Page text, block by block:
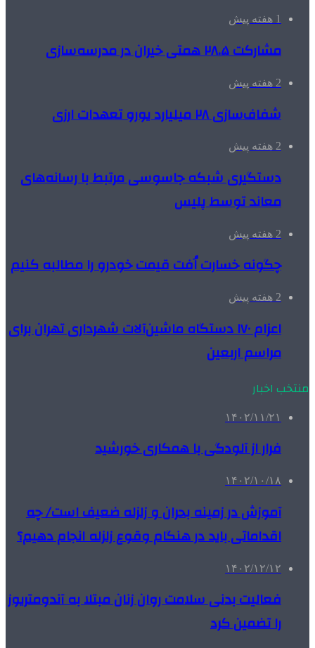
1 هفته پیش
مشارکت ۲۸.۵ همتی خیران در مدرسه‌سازی
2 هفته پیش
شفاف‌سازی ۲۸ میلیارد یورو تعهدات ارزی
2 هفته پیش
دستگیری شبکه جاسوسی مرتبط با رسانه‌های
معاند توسط پلیس
2 هفته پیش
چگونه خسارت اُفت قیمت خودرو را مطالبه کنیم
2 هفته پیش
اعزام ۱۷۰ دستگاه ماشین‌آلات شهرداری تهران برای
مراسم اربعین
منتخب اخبار
۱۴۰۲/۱۱/۲۱
فرار از آلودگی با همکاری خورشید
۱۴۰۲/۱۰/۱۸
آموزش در زمینه بحران و زلزله ضعیف است/ چه
اقداماتی باید در هنگام وقوع زلزله انجام دهیم؟
۱۴۰۲/۱۲/۱۲
فعالیت بدنی سلامت روان زنان مبتلا به آندومتریوز
را تضمین کرد